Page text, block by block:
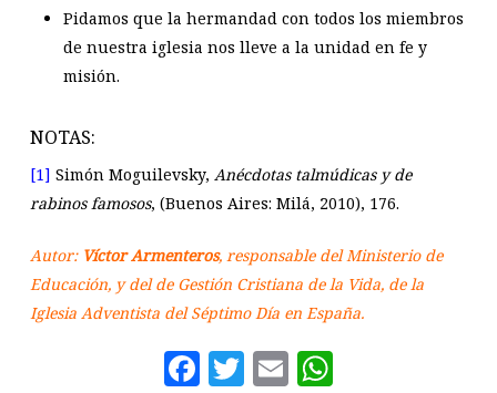
Pidamos que la hermandad con todos los miembros
de nuestra iglesia nos lleve a la unidad en fe y
misión.
NOTAS:
[1] Simón Moguilevsky, Anécdotas talmúdicas y de
rabinos famosos, (Buenos Aires: Milá, 2010), 176.
Autor: Víctor Armenteros, responsable del Ministerio de
Educación, y del de Gestión Cristiana de la Vida, de la
Iglesia Adventista del Séptimo Día en España.
Facebook
Twitter
Email